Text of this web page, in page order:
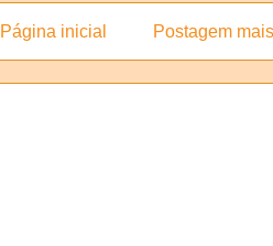
Postagem
Página inicial